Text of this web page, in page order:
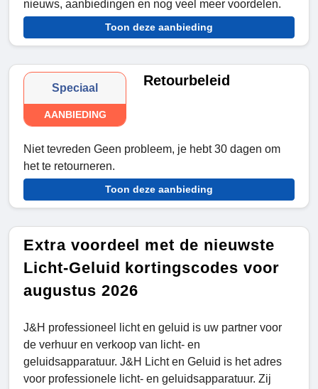
nieuws, aanbiedingen en nog veel meer voordelen.
Toon deze aanbieding
Speciaal
AANBIEDING
Retourbeleid
Niet tevreden Geen probleem, je hebt 30 dagen om
het te retourneren.
Toon deze aanbieding
Extra voordeel met de nieuwste
Licht-Geluid kortingscodes voor
augustus 2026
J&H professioneel licht en geluid is uw partner voor
de verhuur en verkoop van licht- en
geluidsapparatuur. J&H Licht en Geluid is het adres
voor professionele licht- en geluidsapparatuur. Zij